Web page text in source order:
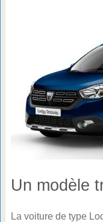
Un modèle
La voiture de type